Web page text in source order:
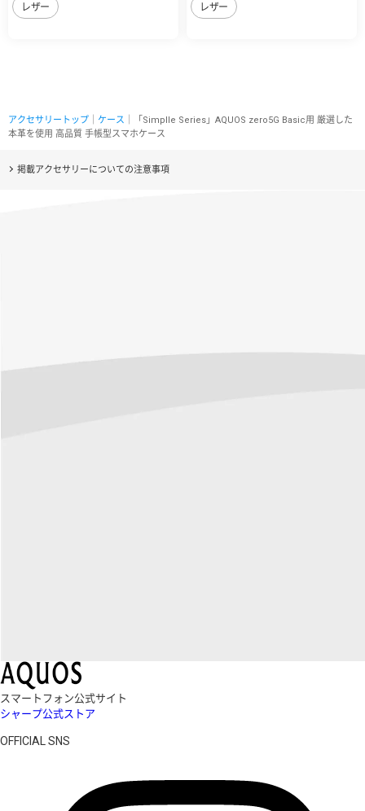
レザー レザー
アクセサリートップ ケース ｜「Simplle Series」AQUOS zero5G Basic用 厳選した
本革を使用 高品質 手帳型スマホケース
掲載アクセサリーについての注意事項
スマートフォン公式サイト
シャープ公式ストア
OFFICIAL SNS